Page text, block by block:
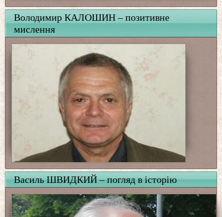
Володимир КАЛОШИН – позитивне
мислення
Василь ШВИДКИЙ – погляд в історію